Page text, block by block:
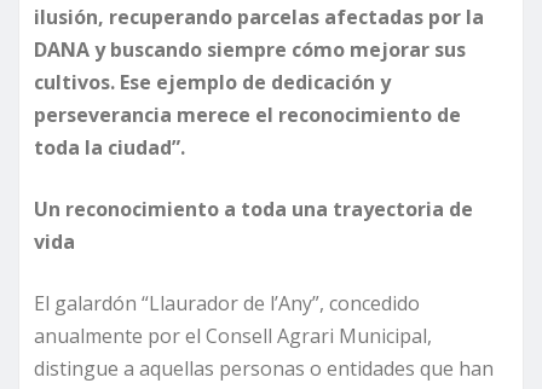
ilusión, recuperando parcelas afectadas por la
DANA y buscando siempre cómo mejorar sus
cultivos. Ese ejemplo de dedicación y
perseverancia merece el reconocimiento de
toda la ciudad”.
Un reconocimiento a toda una trayectoria de
vida
El galardón “Llaurador de l’Any”, concedido
anualmente por el Consell Agrari Municipal,
distingue a aquellas personas o entidades que han